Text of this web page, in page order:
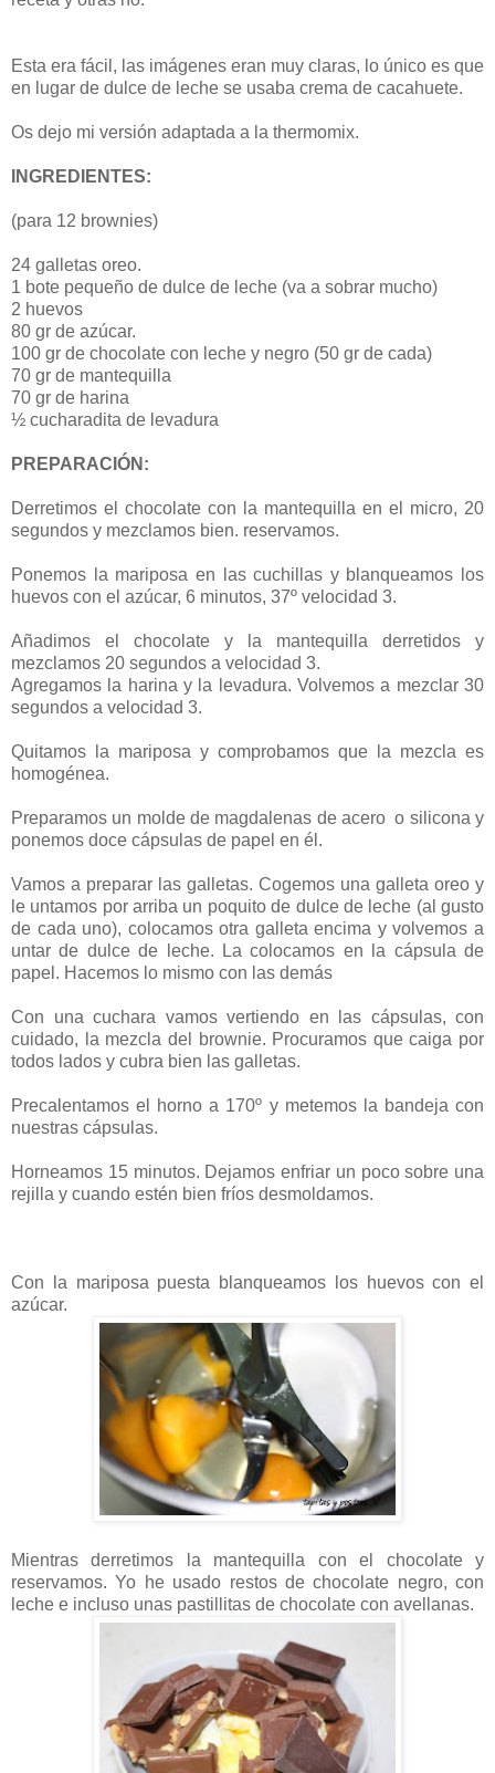
Esta era fácil, las imágenes eran muy claras, lo único es que
en lugar de dulce de leche se usaba crema de cacahuete.
Os dejo mi versión adaptada a la thermomix.
INGREDIENTES:
(para 12 brownies)
24 galletas oreo.
1 bote pequeño de dulce de leche (va a sobrar mucho)
2 huevos
80 gr de azúcar.
100 gr de chocolate con leche y negro (50 gr de cada)
70 gr de mantequilla
70 gr de harina
½ cucharadita de levadura
PREPARACIÓN:
Derretimos el chocolate con la mantequilla en el micro, 20
segundos y mezclamos bien. reservamos.
Ponemos la mariposa en las cuchillas y blanqueamos los
huevos con el azúcar, 6 minutos, 37º velocidad 3.
Añadimos el chocolate y la mantequilla derretidos y
mezclamos 20 segundos a velocidad 3.
Agregamos la harina y la levadura. Volvemos a mezclar 30
segundos a velocidad 3.
Quitamos la mariposa y comprobamos que la mezcla es
homogénea.
Preparamos un molde de magdalenas de acero o silicona y
ponemos doce cápsulas de papel en él.
Vamos a preparar las galletas. Cogemos una galleta oreo y
le untamos por arriba un poquito de dulce de leche (al gusto
de cada uno), colocamos otra galleta encima y volvemos a
untar de dulce de leche. La colocamos en la cápsula de
papel. Hacemos lo mismo con las demás
Con una cuchara vamos vertiendo en las cápsulas, con
cuidado, la mezcla del brownie. Procuramos que caiga por
todos lados y cubra bien las galletas.
Precalentamos el horno a 170º y metemos la bandeja con
nuestras cápsulas.
Horneamos 15 minutos. Dejamos enfriar un poco sobre una
rejilla y cuando estén bien fríos desmoldamos.
Con la mariposa puesta blanqueamos los huevos con el
azúcar.
Mientras derretimos la mantequilla con el chocolate y
reservamos. Yo he usado restos de chocolate negro, con
leche e incluso unas pastillitas de chocolate con avellanas.